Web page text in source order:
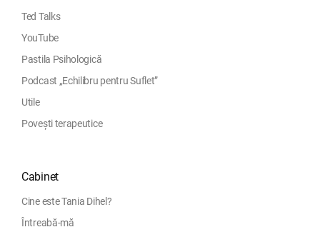
Ted Talks
YouTube
Pastila Psihologică
Podcast „Echilibru pentru Suflet”
Utile
Povești terapeutice
Cabinet
Cine este Tania Dihel?
Întreabă-mă